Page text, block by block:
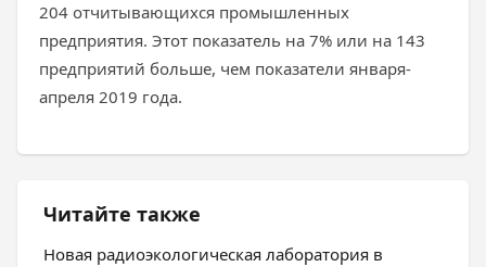
204 отчитывающихся промышленных
предприятия. Этот показатель на 7% или на 143
предприятий больше, чем показатели января-
апреля 2019 года.
Читайте также
Новая радиоэкологическая лаборатория в